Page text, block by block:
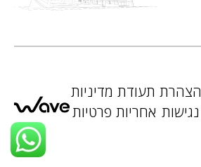
הצהרת
נגישות
תעודת
אחריות
מדיניות
פרטיות